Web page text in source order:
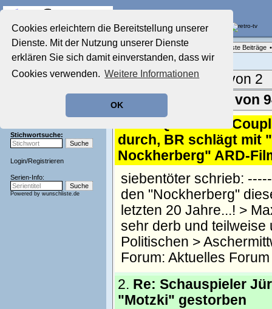
Cookies erleichtern die Bereitstellung unserer
Dienste. Mit der Nutzung unserer Dienste
erklären Sie sich damit einverstanden, dass wir
Cookies verwenden. Weitere Informationen
OK
Startseite
Aktuelles Forum
Film-Forum
Zeichentrick-Forum
Stichwortsuche:
Login/Registrieren
Serien-Info:
Powered by wunschliste.de
Forenliste • Themenübersicht Neueste Beiträge •
Aktuelle Seite:
1 von 2
Ergebnisse 1 - 50 von
Re: Quoten:
durch, BR schlägt mit
Nockherberg" ARD-
siebentöter schrieb:
den "Nockherberg"
letzten 20 Jahre...! >
sehr derb und teilweise
Politischen >
Forum: Aktuelles Forum
2. Re: Schauspieler
"Motzki" gestorben